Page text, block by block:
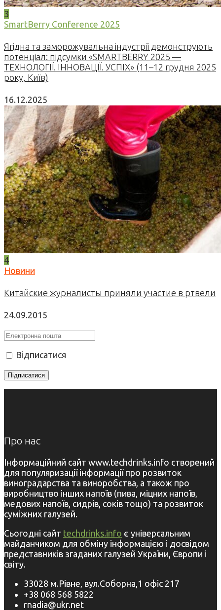
3
SmartBerry Conference 2025
Ягідна та заморожувальна індустрії демонструють
потенціал: підсумки «SMARTBERRY 2025 —
ТЕХНОЛОГІЇ. ІННОВАЦІЇ. УСПІХ» (11–12 грудня 2025
року, Київ)
16.12.2025
4
Новини
Китайские журналисты приняли участие в ртвели
24.09.2015
Відписатися
Про нас
Інформаційний сайт www.techdrinks.info створений
для популяризації інформації про розвиток
виноградарства та виноробства, а також про
виробництво інших напоїв (пива, міцних напоїв,
медових напоїв, сидрів, соків тощо) та розвиток
суміжних галузей.
Сьогодні сайт techdrinks.info є універсальним
майданчиком для обміну інформацією і досвідом
представників згаданих галузей України, Європи і
світу.
33028 м.Рівне, вул.Соборна,1 офіс 217
+38 068 568 5822
rnadia@ukr.net